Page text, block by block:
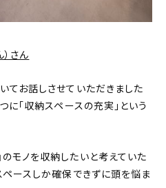
さん
てお話しさせていただきました
に「収納スペースの充実」という
モノを収納したいと考えていた
ペースしか確保できずに頭を悩ま